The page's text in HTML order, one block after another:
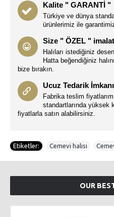
Kalite " GARANTİ "
Türkiye ve dünya
ürünlerimiz ile
Size " ÖZEL "
Halıları istediğiniz
Hatta beğendiğiniz
bize bırakın.
Ucuz Tedarik
Fabrika teslim
standartlarında yüksek
fiyatlarla satın alabilirsiniz.
Etiketler: Cemevi halısı
OUR